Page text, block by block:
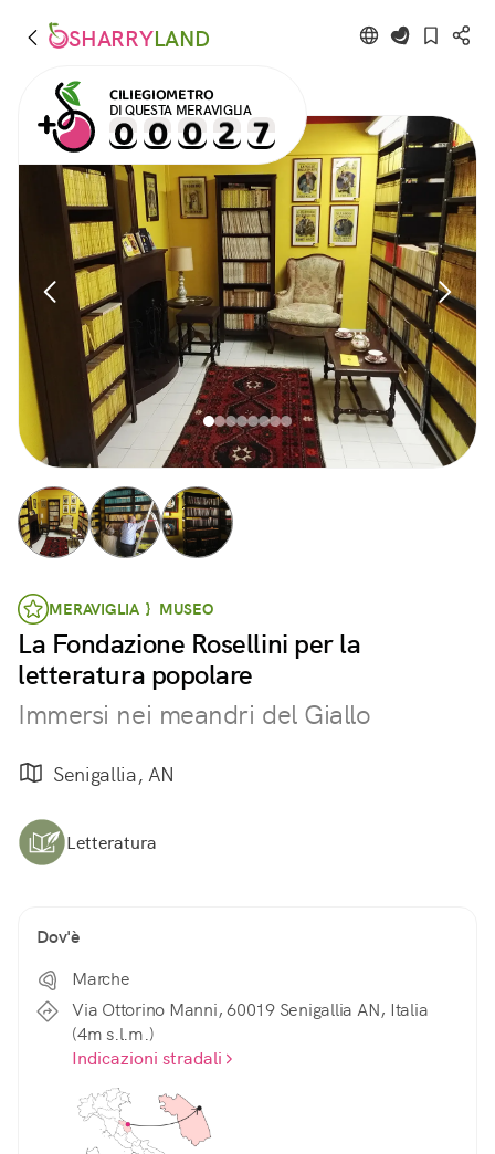
SHARRYLAND
CILIEGIOMETRO
DI QUESTA MERAVIGLIA
MERAVIGLIA } MUSEO
La Fondazione Rosellini per la
letteratura popolare
Immersi nei meandri del Giallo
Senigallia, AN
Letteratura
Dov'è
Marche
Via Ottorino Manni, 60019 Senigallia AN, Italia
(4m s.l.m.)
Indicazioni stradali